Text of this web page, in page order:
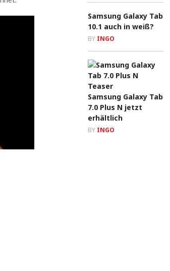
Samsung Galaxy Tab
10.1 auch in weiß?
BY INGO
Samsung Galaxy Tab
7.0 Plus N jetzt
erhältlich
BY INGO